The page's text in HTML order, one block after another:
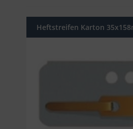
Heftstreifen Karton